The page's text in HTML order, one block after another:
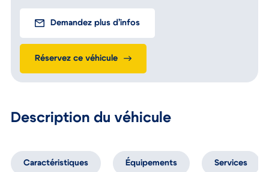
Description du véhicule
Caractéristiques Équipements Services
Demandez plus d’infos
Réservez ce véhicule